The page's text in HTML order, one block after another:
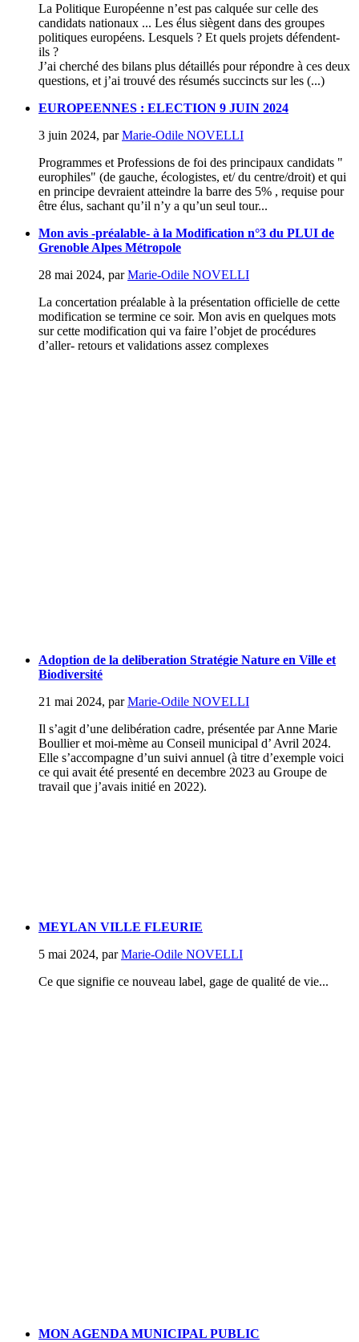
La Politique Européenne n’est pas calquée sur celle des
candidats nationaux ... Les élus siègent dans des groupes
politiques européens. Lesquels ? Et quels projets défendent-
ils ?
J’ai cherché des bilans plus détaillés pour répondre à ces deux
questions, et j’ai trouvé des résumés succincts sur les (...)
EUROPEENNES : ELECTION 9 JUIN 2024
3 juin 2024, parMarie-Odile NOVELLI
Programmes et Professions de foi des principaux candidats "
europhiles" (de gauche, écologistes, et/ du centre/droit) et qui
en principe devraient atteindre la barre des 5% , requise pour
être élus, sachant qu’il n’y a qu’un seul tour...
Mon avis -préalable- à la Modification n°3 du PLUI de
Grenoble Alpes Métropole
28 mai 2024, parMarie-Odile NOVELLI
La concertation préalable à la présentation officielle de cette
modification se termine ce soir. Mon avis en quelques mots
sur cette modification qui va faire l’objet de procédures
d’aller- retours et validations assez complexes
Adoption de la deliberation Stratégie Nature en Ville et
Biodiversité
21 mai 2024, parMarie-Odile NOVELLI
Il s’agit d’une delibération cadre, présentée par Anne Marie
Boullier et moi-mème au Conseil municipal d’ Avril 2024.
Elle s’accompagne d’un suivi annuel (à titre d’exemple voici
ce qui avait été presenté en decembre 2023 au Groupe de
travail que j’avais initié en 2022).
MEYLAN VILLE FLEURIE
5 mai 2024, parMarie-Odile NOVELLI
Ce que signifie ce nouveau label, gage de qualité de vie...
MON AGENDA MUNICIPAL PUBLIC